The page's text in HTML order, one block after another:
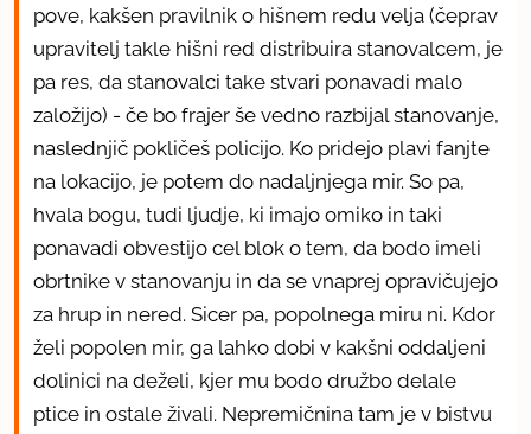
pove, kakšen pravilnik o hišnem redu velja (čeprav
upravitelj takle hišni red distribuira stanovalcem, je
pa res, da stanovalci take stvari ponavadi malo
založijo) - če bo frajer še vedno razbijal stanovanje,
naslednjič pokličeš policijo. Ko pridejo plavi fanjte
na lokacijo, je potem do nadaljnjega mir. So pa,
hvala bogu, tudi ljudje, ki imajo omiko in taki
ponavadi obvestijo cel blok o tem, da bodo imeli
obrtnike v stanovanju in da se vnaprej opravičujejo
za hrup in nered. Sicer pa, popolnega miru ni. Kdor
želi popolen mir, ga lahko dobi v kakšni oddaljeni
dolinici na deželi, kjer mu bodo družbo delale
ptice in ostale živali. Nepremičnina tam je v bistvu